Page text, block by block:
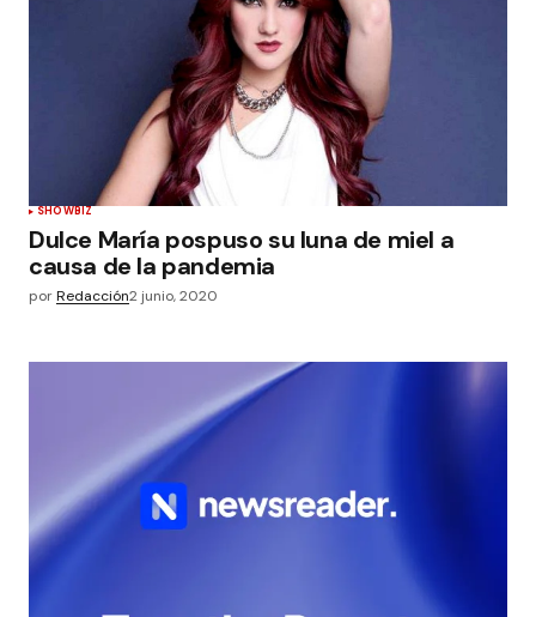
SHOWBIZ
Dulce María pospuso su luna de miel a
causa de la pandemia
porRedacción2 junio, 2020